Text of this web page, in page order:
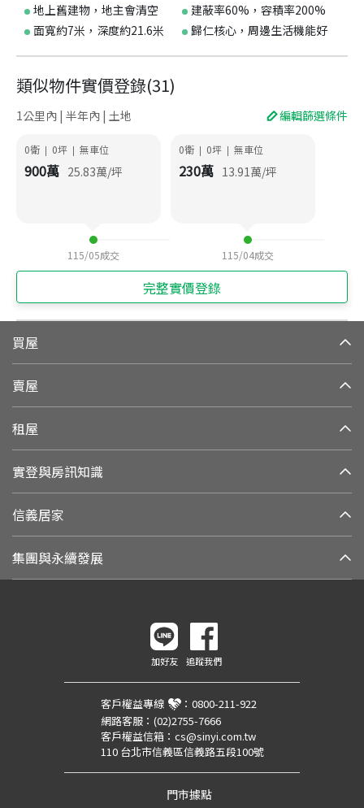
地上舊建物，地主會清空
建蔽率60%，容積率200%
面寬約7米，深度約21.6米
歸仁核心，周邊生活機能好
類似物件實價登錄(31)
1公里內 | 半年內 | 土地 編輯篩選條件
0衛 | 0坪 | 無車位
900萬 25.83萬/坪
115/05成交
0衛 | 0坪 | 無車位
230萬 13.91萬/坪
115/04成交
完整實價登錄
買屋
賣屋
租屋
實登與房訊知識
信義居家
集團與永續發展
加好友 追蹤我們
客戶權益專線 ： 0800-211-922
網路客服： (02)2755-7666
客戶權益信箱： cs@sinyi.com.tw
110 台北市信義區信義路五段100號
門市據點